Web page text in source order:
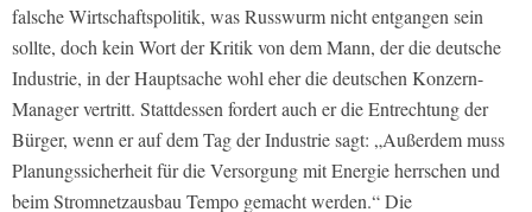
falsche Wirtschaftspolitik, was Russwurm nicht entgangen sein
sollte, doch kein Wort der Kritik von dem Mann, der die deutsche
Industrie, in der Hauptsache wohl eher die deutschen Konzern-
Manager vertritt. Stattdessen fordert auch er die Entrechtung der
Bürger, wenn er auf dem Tag der Industrie sagt: „Außerdem muss
Planungssicherheit für die Versorgung mit Energie herrschen und
beim Stromnetzausbau Tempo gemacht werden.“ Die